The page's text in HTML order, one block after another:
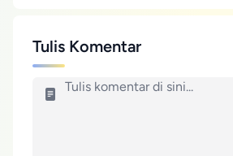
Tulis Komentar